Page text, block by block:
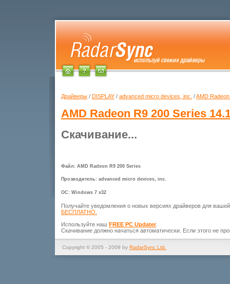
Драйверы / DISPLAY / advanced micro devices, inc. /AMD
AMD Radeon R9 200 Series
Скачивание...
Файл: AMD Radeon R9 200 Series
Прозводитель: advanced micro devices, inc.
ОС: Windows 7 x32
Получайте уведомления о новых версиях драйверов для
БЕСПЛАТНО.
Используйте наш FREE PC Updater.
Скачивание должно начаться автоматически. Если этого не
Copyright © 2005 - 2009 by RadarSync Ltd.